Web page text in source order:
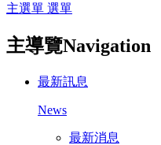
主選單 選單
主導覽Navigation
最新訊息
News
最新消息